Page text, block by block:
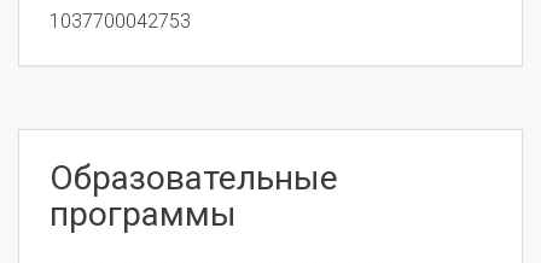
1037700042753
Образовательные
программы